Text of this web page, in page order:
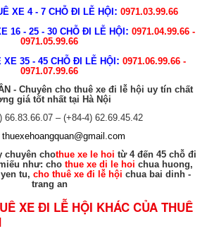
XE 4 - 7 CHỖ ĐI LỄ HỘI: 0971.03.99.66
16 - 25 - 30 CHỖ ĐI LỄ HỘI: 0971.04.99.66 -
0971.05.99.66
XE 35 - 45 CHỖ ĐI LỄ HỘI: 0971.06.99.66 -
0971.07.99.66
- Chuyên cho thuê xe đi lễ hội uy tín chất
giá tốt nhất tại Hà Nội
66.83.66.07 – (+84-4) 62.69.45.42
thuexehoangquan@gmail.com
chuyên chothue xe le hoi từ 4 đến 45 chỗ đi
như: cho thue xe di le hoi chua huong,
yen tu, cho thuê xe đi lễ hội chua bai dinh -
trang an
XE ĐI LỄ HỘI KHÁC CỦA THUÊ